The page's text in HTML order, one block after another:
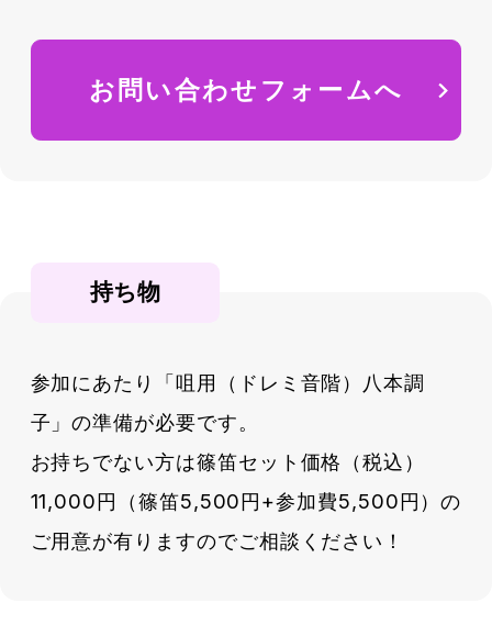
お問い合わせフォームへ
持ち物
参加にあたり「咀用（ドレミ音階）八本調
子」の準備が必要です。
お持ちでない方は篠笛セット価格（税込）
11,000円（篠笛5,500円+参加費5,500円）の
ご用意が有りますのでご相談ください！